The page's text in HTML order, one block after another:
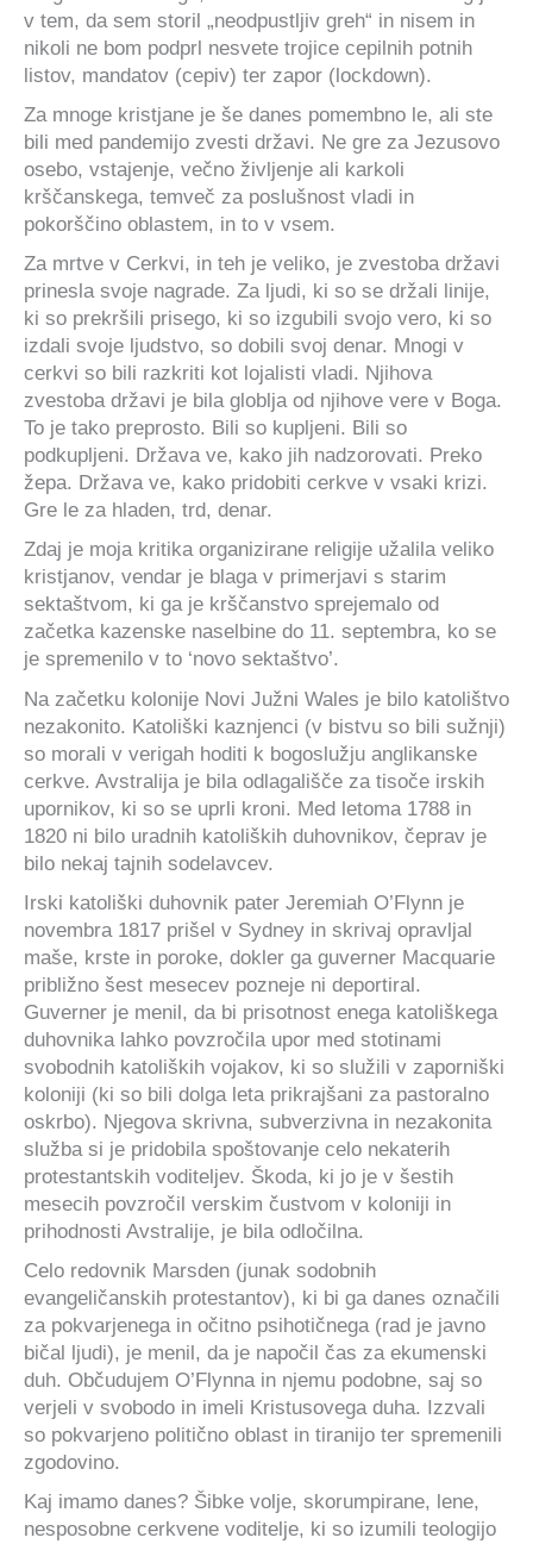
v tem, da sem storil „neodpustljiv greh“ in nisem in
nikoli ne bom podprl nesvete trojice cepilnih potnih
listov, mandatov (cepiv) ter zapor (lockdown).
Za mnoge kristjane je še danes pomembno le, ali ste
bili med pandemijo zvesti državi. Ne gre za Jezusovo
osebo, vstajenje, večno življenje ali karkoli
krščanskega, temveč za poslušnost vladi in
pokorščino oblastem, in to v vsem.
Za mrtve v Cerkvi, in teh je veliko, je zvestoba državi
prinesla svoje nagrade. Za ljudi, ki so se držali linije,
ki so prekršili prisego, ki so izgubili svojo vero, ki so
izdali svoje ljudstvo, so dobili svoj denar. Mnogi v
cerkvi so bili razkriti kot lojalisti vladi. Njihova
zvestoba državi je bila globlja od njihove vere v Boga.
To je tako preprosto. Bili so kupljeni. Bili so
podkupljeni. Država ve, kako jih nadzorovati. Preko
žepa. Država ve, kako pridobiti cerkve v vsaki krizi.
Gre le za hladen, trd, denar.
Zdaj je moja kritika organizirane religije užalila veliko
kristjanov, vendar je blaga v primerjavi s starim
sektaštvom, ki ga je krščanstvo sprejemalo od
začetka kazenske naselbine do 11. septembra, ko se
je spremenilo v to ‘novo sektaštvo’.
Na začetku kolonije Novi Južni Wales je bilo katolištvo
nezakonito. Katoliški kaznjenci (v bistvu so bili sužnji)
so morali v verigah hoditi k bogoslužju anglikanske
cerkve. Avstralija je bila odlagališče za tisoče irskih
upornikov, ki so se uprli kroni. Med letoma 1788 in
1820 ni bilo uradnih katoliških duhovnikov, čeprav je
bilo nekaj tajnih sodelavcev.
Irski katoliški duhovnik pater Jeremiah O’Flynn je
novembra 1817 prišel v Sydney in skrivaj opravljal
maše, krste in poroke, dokler ga guverner Macquarie
približno šest mesecev pozneje ni deportiral.
Guverner je menil, da bi prisotnost enega katoliškega
duhovnika lahko povzročila upor med stotinami
svobodnih katoliških vojakov, ki so služili v zaporniški
koloniji (ki so bili dolga leta prikrajšani za pastoralno
oskrbo). Njegova skrivna, subverzivna in nezakonita
služba si je pridobila spoštovanje celo nekaterih
protestantskih voditeljev. Škoda, ki jo je v šestih
mesecih povzročil verskim čustvom v koloniji in
prihodnosti Avstralije, je bila odločilna.
Celo redovnik Marsden (junak sodobnih
evangeličanskih protestantov), ki bi ga danes označili
za pokvarjenega in očitno psihotičnega (rad je javno
bičal ljudi), je menil, da je napočil čas za ekumenski
duh. Občudujem O’Flynna in njemu podobne, saj so
verjeli v svobodo in imeli Kristusovega duha. Izzvali
so pokvarjeno politično oblast in tiranijo ter spremenili
zgodovino.
Kaj imamo danes? Šibke volje, skorumpirane, lene,
nesposobne cerkvene voditelje, ki so izumili teologijo